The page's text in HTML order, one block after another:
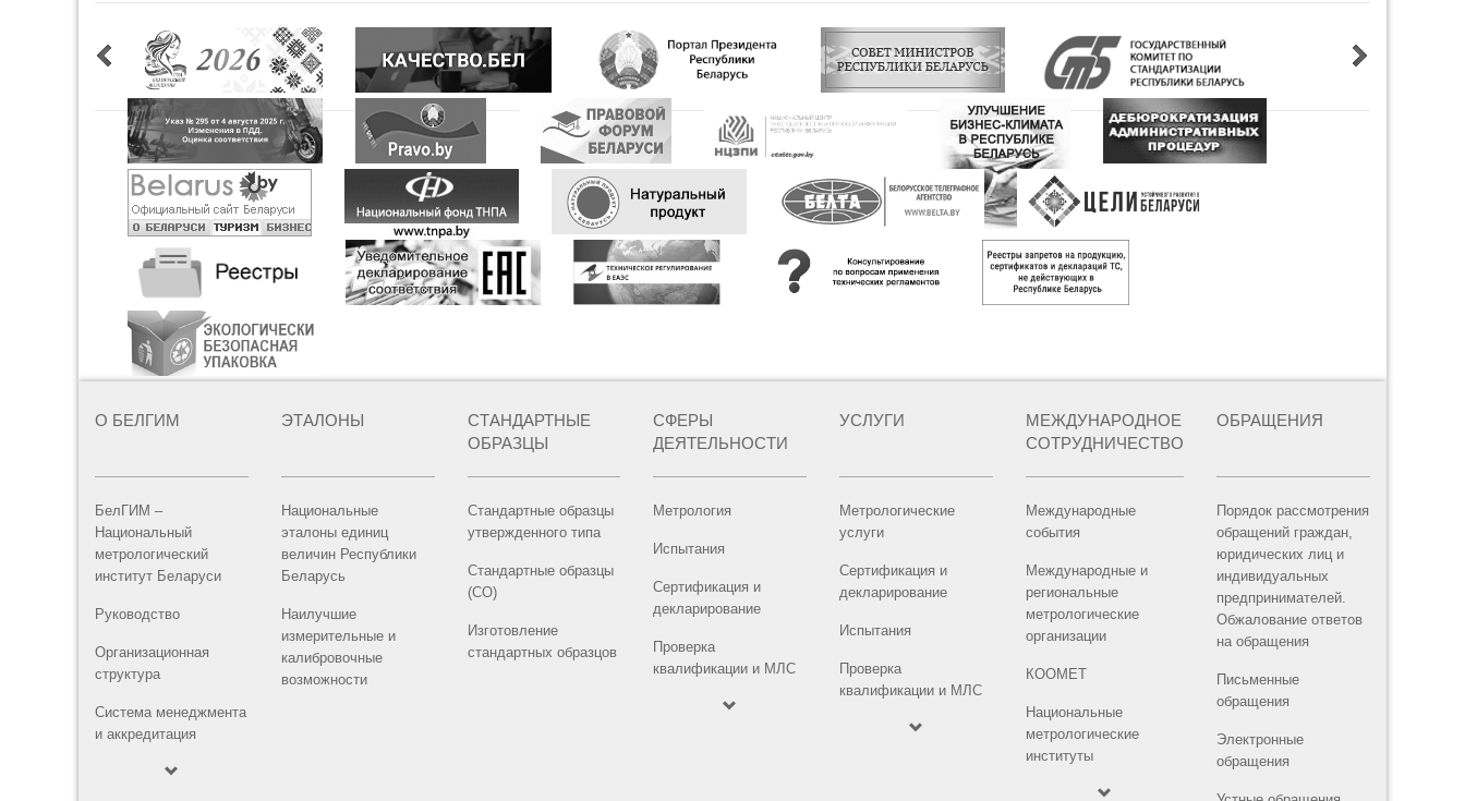
О БЕЛГИМ
БелГИМ –
Национальный
метрологический
институт Беларуси
Руководство
Организационная
структура
Система менеджмента
и аккредитация
ЭТАЛОНЫ
Национальные
эталоны единиц
величин Республики
Беларусь
Наилучшие
измерительные и
калибровочные
возможности
СТАНДАРТНЫЕ
ОБРАЗЦЫ
Стандартные образцы
утвержденного типа
Стандартные образцы
(СО)
Изготовление
стандартных образцов
СФЕРЫ
ДЕЯТЕЛЬНОСТИ
Метрология
Испытания
Сертификация и
декларирование
Проверка
квалификации и МЛС
УСЛУГИ
Метрологические
услуги
Сертификация и
декларирование
Испытания
Проверка
квалификации и МЛС
МЕЖДУНАРОДНОЕ
СОТРУДНИЧЕСТВО
Международные
события
Международные и
региональные
метрологические
организации
КООМЕТ
Национальные
метрологические
институты
ОБРАЩЕНИЯ
Порядок рассмотрения
обращений граждан,
юридических лиц и
индивидуальных
предпринимателей.
Обжалование ответов
на обращения
Письменные
обращения
Электронные
обращения